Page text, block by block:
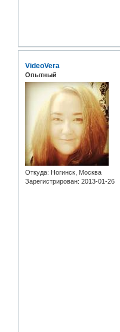
VideoVera
Опытный
Откуда: Ногинск, Москва
Зарегистрирован: 2013-01-26